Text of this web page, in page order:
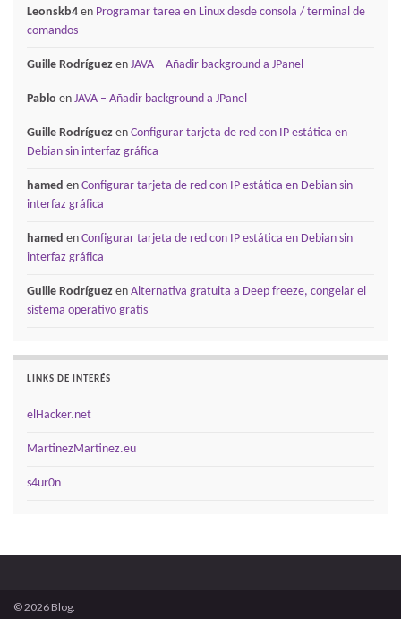
Leonskb4 en Programar tarea en Linux desde consola / terminal de
comandos
Guille Rodríguez en JAVA – Añadir background a JPanel
Pablo en JAVA – Añadir background a JPanel
Guille Rodríguez en Configurar tarjeta de red con IP estática en
Debian sin interfaz gráfica
hamed en Configurar tarjeta de red con IP estática en Debian sin
interfaz gráfica
hamed en Configurar tarjeta de red con IP estática en Debian sin
interfaz gráfica
Guille Rodríguez en Alternativa gratuita a Deep freeze, congelar el
sistema operativo gratis
LINKS DE INTERÉS
elHacker.net
MartinezMartinez.eu
s4ur0n
© 2026 Blog.